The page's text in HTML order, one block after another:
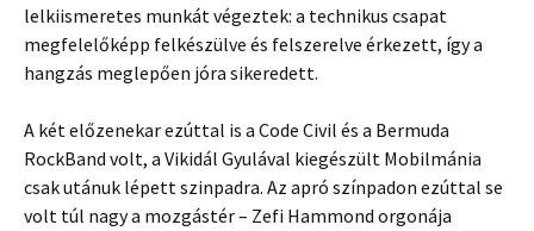
lelkiismeretes munkát végeztek: a technikus csapat
megfelelőképp felkészülve és felszerelve érkezett, így a
hangzás meglepően jóra sikeredett.
A két előzenekar ezúttal is a Code Civil és a Bermuda
RockBand volt, a Vikidál Gyulával kiegészült Mobilmánia
csak utánuk lépett szinpadra. Az apró színpadon ezúttal se
volt túl nagy a mozgástér – Zefi Hammond orgonája